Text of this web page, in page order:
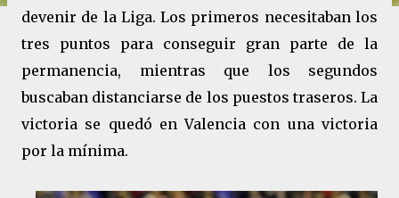
devenir de la Liga. Los primeros necesitaban los
tres puntos para conseguir gran parte de la
permanencia, mientras que los segundos
buscaban distanciarse de los puestos traseros. La
victoria se quedó en Valencia con una victoria
por la mínima.